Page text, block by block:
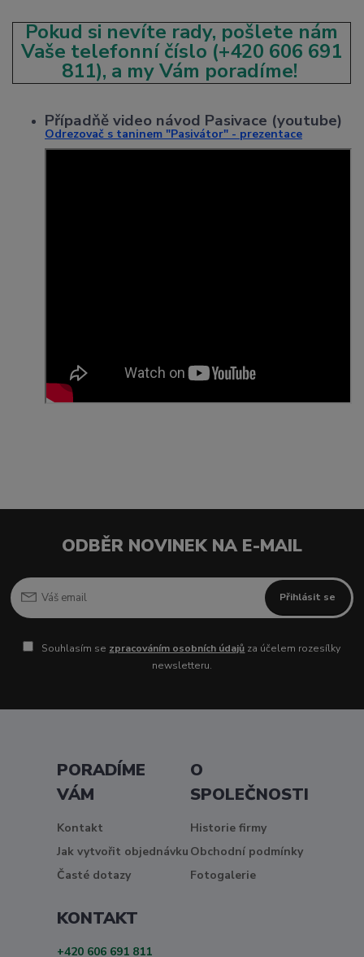
Pokud si nevíte rady, pošlete nám
Vaše telefonní číslo (+420 606 691
811), a my Vám poradíme!
Případňě video návod Pasivace (youtube)
Odrezovač s taninem "Pasivátor" - prezentace
ODBĚR NOVINEK NA E-MAIL
Přihlásit se
Souhlasím se zpracováním osobních údajů za účelem rozesílky
newsletteru.
PORADÍME
VÁM
Kontakt
Jak vytvořit objednávku
Časté dotazy
O
SPOLEČNOSTI
Historie firmy
Obchodní podmínky
Fotogalerie
KONTAKT
+420 606 691 811